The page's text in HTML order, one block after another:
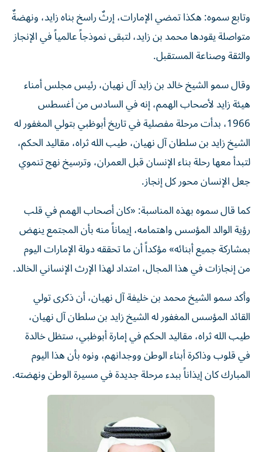
وتابع سموه: هكذا تمضي الإمارات، إرثٌ راسخ بناه زايد، ونهضةٌ
متواصلة يقودها محمد بن زايد، لتبقى نموذجاً عالمياً في الإنجاز
والثقة وصناعة المستقبل.
وقال سمو الشيخ خالد بن زايد آل نهيان، رئيس مجلس أمناء
هيئة زايد لأصحاب الهمم، إنه في السادس من أغسطس
1966، بدأت مرحلة مفصلية في تاريخ أبوظبي بتولي المغفور له
الشيخ زايد بن سلطان آل نهيان، طيب الله ثراه، مقاليد الحكم،
لتبدأ معها رحلة بناء الإنسان قبل العمران، وترسيخ نهج تنموي
جعل الإنسان محور كل إنجاز.
كما قال سموه بهذه المناسبة: «كان أصحاب الهمم في قلب
رؤية الوالد المؤسس واهتمامه، إيماناً منه بأن المجتمع ينهض
بمشاركة جميع أبنائه» مؤكداً أن ما تحققه دولة الإمارات اليوم
من إنجازات في هذا المجال، امتداد لهذا الإرث الإنساني الخالد.
وأكد سمو الشيخ محمد بن خليفة آل نهيان، أن ذكرى تولي
القائد المؤسس المغفور له الشيخ زايد بن سلطان آل نهيان،
طيب الله ثراه، مقاليد الحكم في إمارة أبوظبي، ستظل خالدة
في قلوب وذاكرة أبناء الوطن ووجدانهم، ونوه بأن هذا اليوم
المبارك كان إيذاناً ببدء مرحلة جديدة في مسيرة الوطن ونهضته.